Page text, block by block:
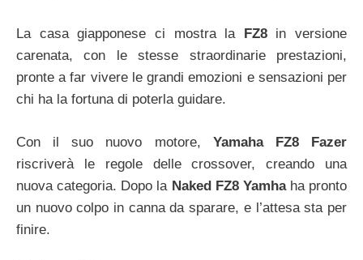
La casa giapponese ci mostra la FZ8in versione
carenata, con le stesse straordinarie prestazioni,
pronte a far vivere le grandi emozioni e sensazioni per
chi ha la fortuna di poterla guidare.
Con il suo nuovo motore, Yamaha FZ8 Fazer
riscriverà le regole delle crossover, creando una
nuova categoria. Dopo la Naked FZ8 Yamhaha pronto
un nuovo colpo in canna da sparare, e l’attesa sta per
finire.